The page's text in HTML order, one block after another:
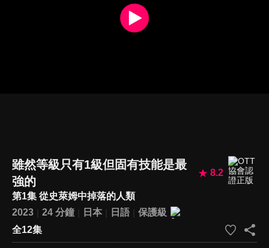
雖然等級只有1級但固有技能是最
強的
8.2
第1集 從史萊姆中掉落的人類
2023
24 分鐘 日本 日語
保護級
全12集